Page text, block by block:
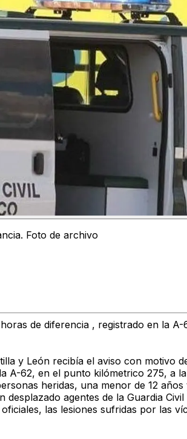
Foto de archivo
de diferencia , registrado en la A-
y León recibía el aviso con
A-62, en el punto kilómetrico 275, a
heridas, una menor de 12
desplazado agentes de la Guardia
las lesiones sufridas por las